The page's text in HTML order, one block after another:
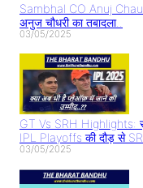
Sambhal CO Anuj
अनुज चौधरी का तबादला..
03/05/2025
GT Vs SRH Highlights:
IPL Playoffs की दौड़ से
03/05/2025